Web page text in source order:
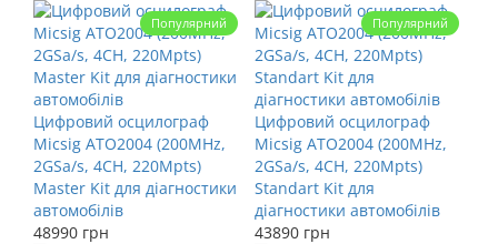
Популярний
Цифровий осцилограф
Micsig ATO2004 (200MHz,
2GSa/s, 4CH, 220Mpts)
Master Kit для діагностики
автомобілів
48990 грн
Популярний
Цифровий осцилограф
Micsig ATO2004 (200MHz,
2GSa/s, 4CH, 220Mpts)
Standart Kit для
діагностики автомобілів
43890 грн